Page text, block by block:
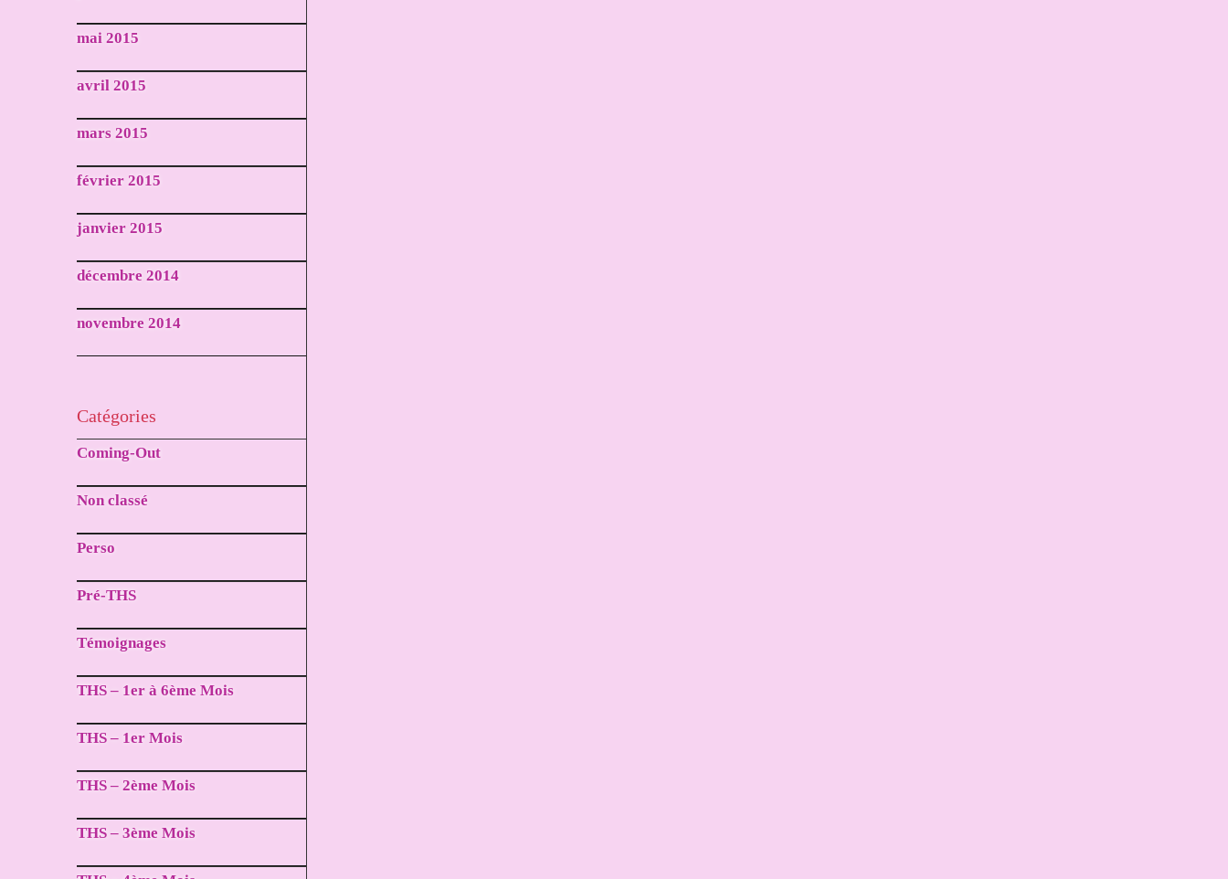
mai 2015
avril 2015
mars 2015
février 2015
janvier 2015
décembre 2014
novembre 2014
Catégories
Coming-Out
Non classé
Perso
Pré-THS
Témoignages
THS – 1er à 6ème Mois
THS – 1er Mois
THS – 2ème Mois
THS – 3ème Mois